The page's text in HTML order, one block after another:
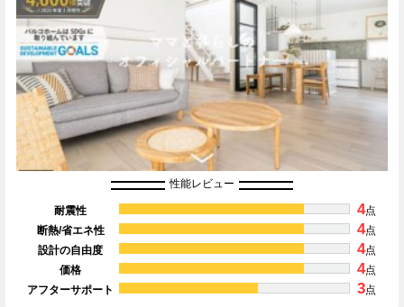
性能レビュー
耐震性 4点
断熱/省エネ性
4点
設計の自由度
4点
価格
4点
アフターサポート
3点